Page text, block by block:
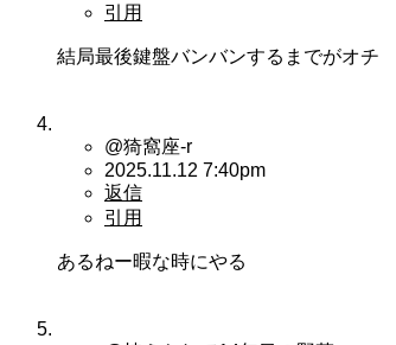
引用
結局最後鍵盤バンバンするまでがオチ
@猗窩座-r
2025.11.12 7:40pm
返信
引用
あるねー暇な時にやる